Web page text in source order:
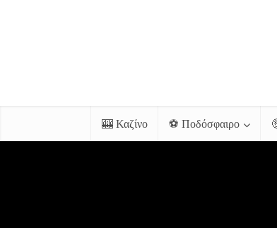
🎰 Καζίνο ⚽ Ποδόσφαιρο